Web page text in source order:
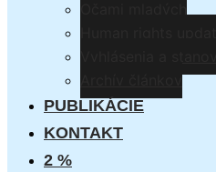
PUBLIKÁCIE
KONTAKT
2 %